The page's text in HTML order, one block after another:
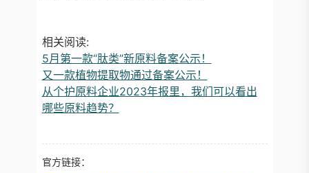
相关阅读:
5月第一款“肽类”新原料备案公示！
又一款植物提取物通过备案公示！
从个护原料企业2023年报里，我们可以看出
哪些原料趋势？
官方链接：